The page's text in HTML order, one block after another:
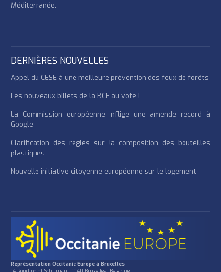
Méditerranée.
DERNIÈRES NOUVELLES
Appel du CESE à une meilleure prévention des feux de forêts
Les nouveaux billets de la BCE au vote !
La Commission européenne inflige une amende record à
Google
Clarification des règles sur la composition des bouteilles
plastiques
Nouvelle initiative citoyenne européenne sur le logement
Représentation Occitanie Europe à Bruxelles
14 Rond-point Schuman - 1040 Bruxelles - Belgique